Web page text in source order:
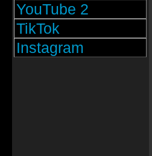
YouTube 2
TikTok
Instagram